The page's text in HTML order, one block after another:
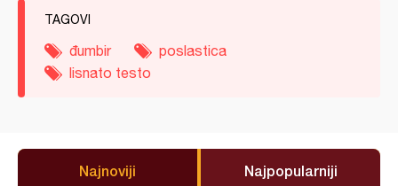
TAGOVI
đumbir
poslastica
lisnato testo
Najnoviji Najpopularniji